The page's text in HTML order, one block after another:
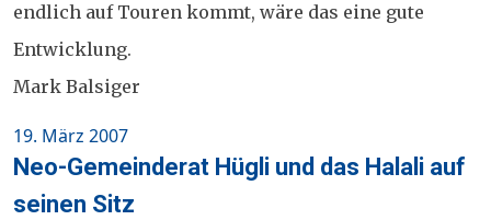
endlich auf Touren kommt, wäre das eine gute
Entwicklung.
Mark Balsiger
Posted
on
19. März 2007
Neo-Gemeinderat Hügli und das Halali auf
seinen Sitz